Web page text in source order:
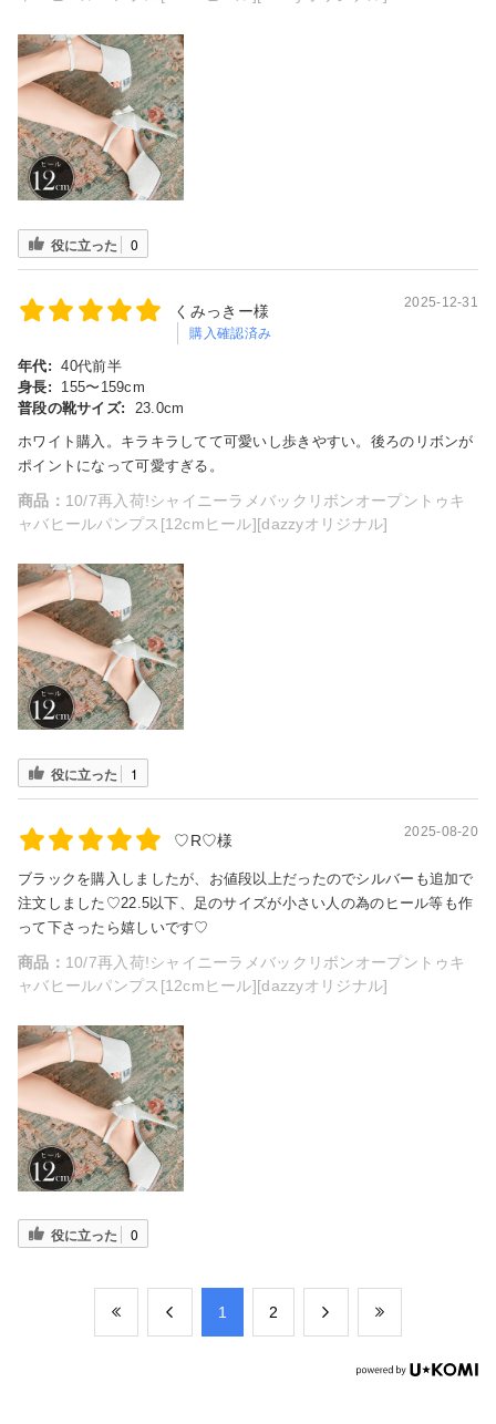
役に立った 0
くみっきー様
購入確認済み
2025-12-31
年代: 40代前半
身長:
155〜159cm
普段の靴サイズ:
23.0cm
ホワイト購入。キラキラしてて可愛いし歩きやすい。後ろのリボンが
ポイントになって可愛すぎる。
商品： 10/7再入荷!シャイニーラメバックリボンオープントゥキ
ャバヒールパンプス[12cmヒール][dazzyオリジナル]
役に立った 1
♡R♡様 2025-08-20
ブラックを購入しましたが、お値段以上だったのでシルバーも追加で
注文しました♡22.5以下、足のサイズが小さい人の為のヒール等も作
って下さったら嬉しいです♡
商品： 10/7再入荷!シャイニーラメバックリボンオープントゥキ
ャバヒールパンプス[12cmヒール][dazzyオリジナル]
役に立った 0
​1 ​2